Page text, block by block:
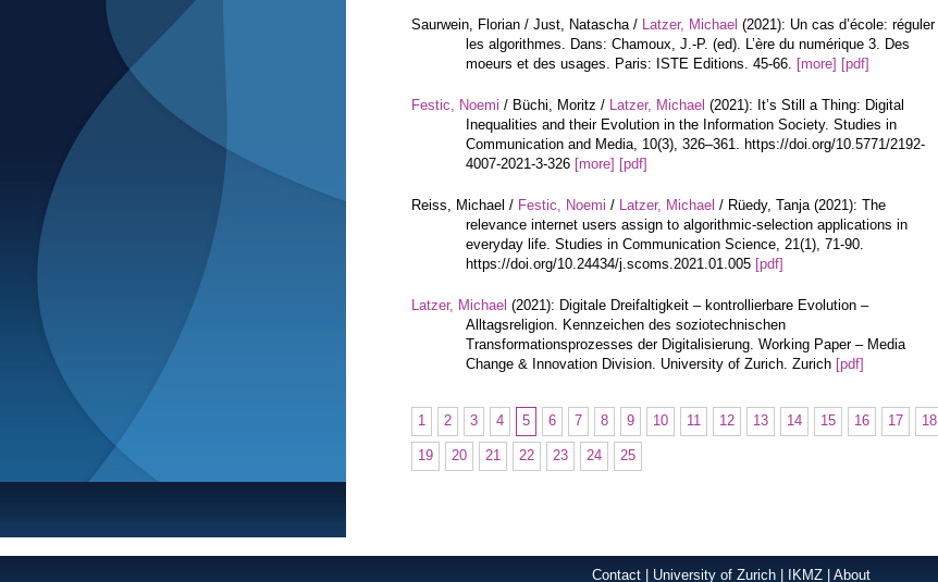
Saurwein, Florian / Just, Natascha / Latzer, Michael (2021): Un cas d’école: réguler
les algorithmes. Dans: Chamoux, J.-P. (ed). L’ère du numérique 3. Des
moeurs et des usages. Paris: ISTE Editions. 45-66. [more] [pdf]
Festic, Noemi / Büchi, Moritz / Latzer, Michael (2021): It’s Still a Thing: Digital
Inequalities and their Evolution in the Information Society. Studies in
Communication and Media, 10(3), 326–361. https://doi.org/10.5771/2192-
4007-2021-3-326 [more] [pdf]
Reiss, Michael / Festic, Noemi / Latzer, Michael / Rüedy, Tanja (2021): The
relevance internet users assign to algorithmic-selection applications in
everyday life. Studies in Communication Science, 21(1), 71-90.
https://doi.org/10.24434/j.scoms.2021.01.005 [pdf]
Latzer, Michael (2021): Digitale Dreifaltigkeit – kontrollierbare Evolution –
Alltagsreligion. Kennzeichen des soziotechnischen
Transformationsprozesses der Digitalisierung. Working Paper – Media
Change & Innovation Division. University of Zurich. Zurich [pdf]
1 2 3 4 5 6 7 8 9 10 11 12 13 14 15 16 17 18
19 20 21 22 23 24 25
Contact University of Zurich IKMZ About